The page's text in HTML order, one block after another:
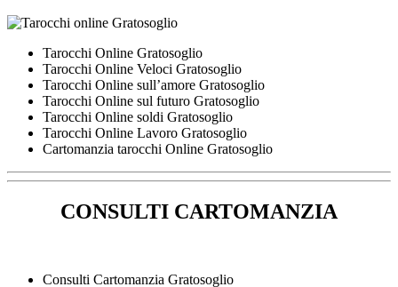
Tarocchi Online Gratosoglio
Tarocchi Online Veloci Gratosoglio
Tarocchi Online sull’amore Gratosoglio
Tarocchi Online sul futuro Gratosoglio
Tarocchi Online soldi Gratosoglio
Tarocchi Online Lavoro Gratosoglio
Cartomanzia tarocchi Online Gratosoglio
CONSULTI CARTOMANZIA
Consulti Cartomanzia Gratosoglio